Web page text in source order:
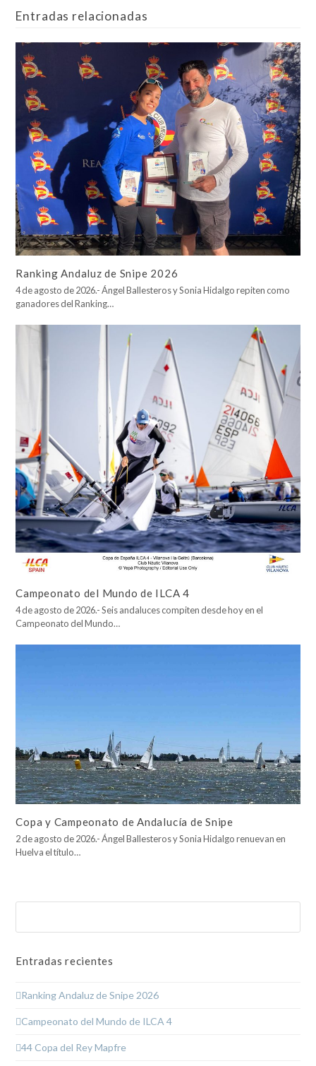
Entradas relacionadas
Ranking Andaluz de Snipe 2026
4 de agosto de 2026.- Ángel Ballesteros y Sonia Hidalgo repiten como
ganadores del Ranking…
Campeonato del Mundo de ILCA 4
4 de agosto de 2026.- Seis andaluces compiten desde hoy en el
Campeonato del Mundo…
Copa y Campeonato de Andalucía de Snipe
2 de agosto de 2026.- Ángel Ballesteros y Sonia Hidalgo renuevan en
Huelva el título…
Entradas recientes
Ranking Andaluz de Snipe 2026
Campeonato del Mundo de ILCA 4
44 Copa del Rey Mapfre